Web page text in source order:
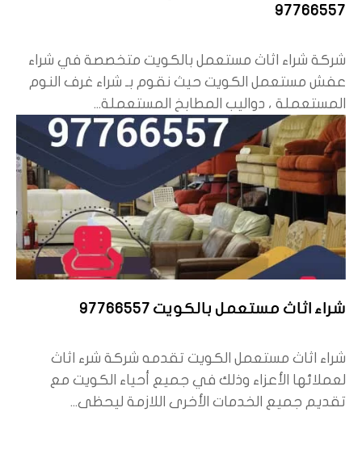
97766557
شركة شراء اثاث مستعمل بالكويت متخصصة في شراء
عفش مستعمل الكويت حيث نقوم بـ شراء غرف النوم
المستعملة ، دواليب المطابخ المستعملة...
شراء اثاث مستعمل بالكويت 97766557
شراء اثاث مستعمل الكويت تقدمه شركة شرء اثاث
لعملائها الأعزاء وذلك في جميع أحياء الكويت مع
تقديم جميع الخدمات الأخرى اللازمة ليحظى...